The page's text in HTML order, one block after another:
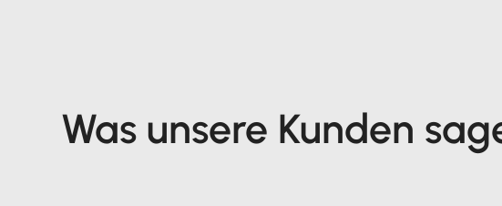
Was unsere Kunden